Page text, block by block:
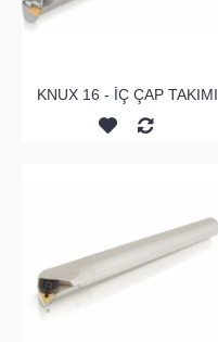
KNUX 16 - İÇ ÇAP TAKIMI